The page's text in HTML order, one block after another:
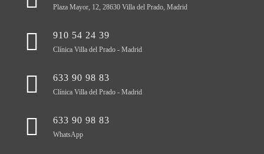
Plaza Mayor, 12, 28630 Villa del Prado, Madrid
910 54 24 39
Clínica Villa del Prado - Madrid
633 90 98 83
Clínica Villa del Prado - Madrid
633 90 98 83
WhatsApp